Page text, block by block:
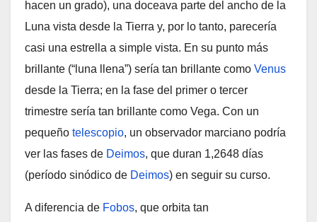
hacen un grado), una doceava parte del ancho de la
Luna vista desde la Tierra y, por lo tanto, parecería
casi una estrella a simple vista. En su punto más
brillante (“luna llena”) sería tan brillante como Venus
desde la Tierra; en la fase del primer o tercer
trimestre sería tan brillante como Vega. Con un
pequeño telescopio, un observador marciano podría
ver las fases de Deimos, que duran 1,2648 días
(período sinódico de Deimos) en seguir su curso.
A diferencia de Fobos, que orbita tan